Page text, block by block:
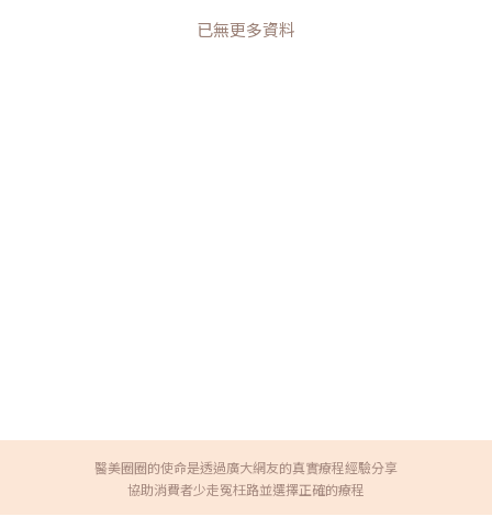
已無更多資料
醫美圈圈的使命是透過廣大網友的真實療程經驗分享
協助消費者少走冤枉路並選擇正確的療程